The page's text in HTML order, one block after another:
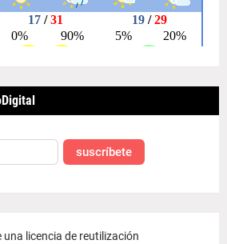
suscríbete
una licencia de reutilización